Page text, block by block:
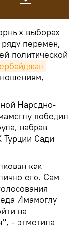
выборах
перемен,
политической
Народно-
победил
набрав
Турции Сади
как
его. Сам
Имамоглу
на
- отметила